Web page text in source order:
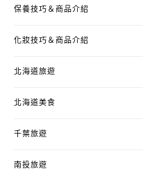
保養技巧＆商品介紹
化妝技巧＆商品介紹
北海道旅遊
北海道美食
千葉旅遊
南投旅遊